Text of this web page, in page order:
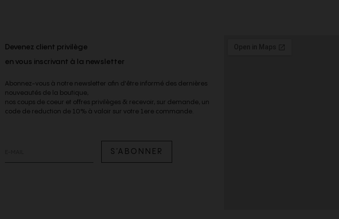
Devenez client privilège
en vous inscrivant à la newsletter
Abonnez-vous à notre newsletter afin d'être informé des dernières
nouveautés de la boutique,
nos coups de coeur et offres privilèges & recevoir, sur demande, un
code de reduction de 10% à valoir sur votre 1ere commande.
S’ABONNER